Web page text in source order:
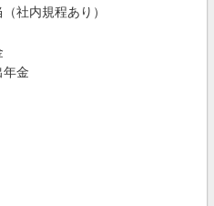
社内規程あり）
年金